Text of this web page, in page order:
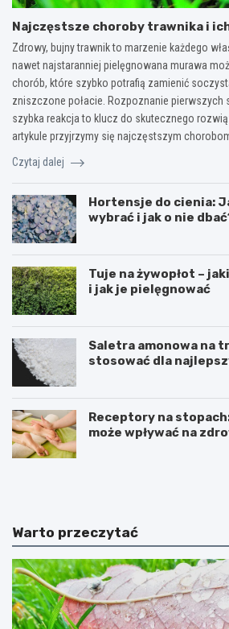
Najczęstsze choroby trawnika i
Zdrowy, bujny trawnik to marzenie każdego
nawet najstaranniej pielęgnowana murawa
chorób, które szybko potrafią zamienić
zniszczone połacie. Rozpoznanie pierwszych
szybka reakcja to klucz do skutecznego
artykule przyjrzymy się najczęstszym
Czytaj dalej
Hortensje do cienia:
wybrać i jak o nie
Tuje na żywopłot –
i jak je pielęgnować
Saletra amonowa na
stosować dla
Receptory na
może wpływać na
U
j
n
a
c
y
t
r
T
e
n
i
e
s
k
r
Warto przeczytać